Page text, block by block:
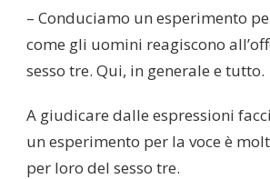
– Conduciamo un esperimento
come gli uomini reagiscono
sesso tre. Qui, in generale e tutto.
A giudicare dalle espressioni
un esperimento per la voce è
per loro del sesso tre.